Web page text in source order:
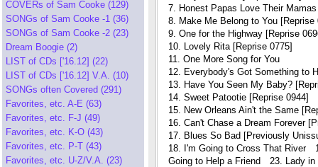
COVERs of Sam Cooke (129)
SONGs of Sam Cooke -1 (36)
SONGs of Sam Cooke -2 (23)
Dream Boogie (2)
LIST of CDs ['16.12] (22)
LIST of CDs ['16.12] V.A. (10)
SONGs often Covered (291)
Favorites, etc. A-E (63)
Favorites, etc. F-J (49)
Favorites, etc. K-O (43)
Favorites, etc. P-T (43)
Favorites, etc. U-Z/V.A. (23)
7. Honest Papas Love Their
8. Make Me Belong to You [Reprise
9. One for the Highway [Reprise
10. Lovely Rita [Reprise 0775]
11. One More Song for You
12. Everybody's Got Something to
13. Have You Seen My Baby?
14. Sweet Patootie [Reprise 0944]
15. New Orleans Ain't the Same
16. Can't Chase a Dream Forever
17. Blues So Bad [Previously
18. I'm Going to Cross That
Going to Help a Friend 23. Lady